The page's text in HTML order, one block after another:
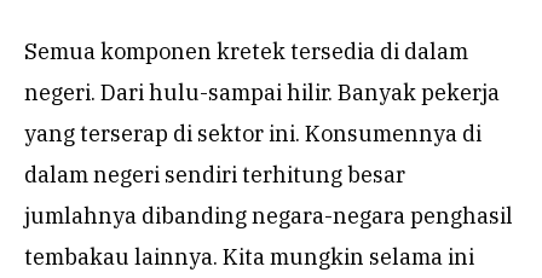
Semua komponen kretek tersedia di dalam
negeri. Dari hulu-sampai hilir. Banyak pekerja
yang terserap di sektor ini. Konsumennya di
dalam negeri sendiri terhitung besar
jumlahnya dibanding negara-negara penghasil
tembakau lainnya. Kita mungkin selama ini